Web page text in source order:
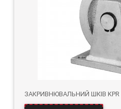
ЗАКРИВНЮВАЛЬНИЙ ШКІВ KPR